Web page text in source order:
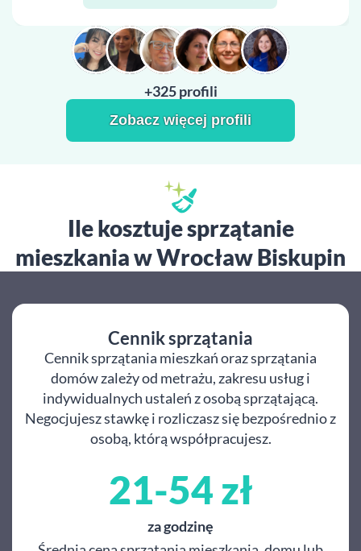
+325 profili
Zobacz więcej profili
Ile kosztuje sprzątanie
mieszkania w Wrocław Biskupin
Cennik sprzątania
Cennik sprzątania mieszkań oraz sprzątania
domów zależy od metrażu, zakresu usług i
indywidualnych ustaleń z osobą sprzątającą.
Negocjujesz stawkę i rozliczasz się bezpośrednio z
osobą, którą współpracujesz.
21-54 zł
za godzinę